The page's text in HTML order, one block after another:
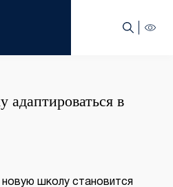
адаптироваться в
школу становится